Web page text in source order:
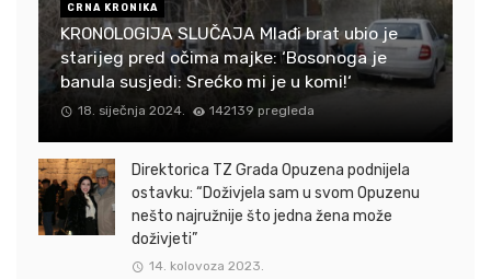
CRNA KRONIKA
KRONOLOGIJA SLUČAJA Mlađi brat ubio je
starijeg pred očima majke: ‘Bosonoga je
banula susjedi: Srećko mi je u komi!‘
18. siječnja 2024. 142139 pregleda
Direktorica TZ Grada Opuzena podnijela
ostavku: “Doživjela sam u svom Opuzenu
nešto najružnije što jedna žena može
doživjeti”
14. kolovoza 2023.